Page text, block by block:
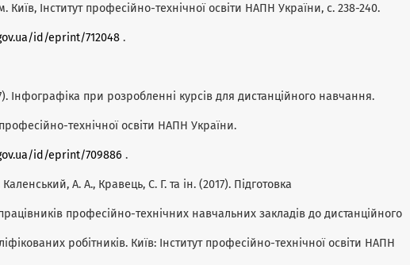
Київ, Інститут професійно-технічної освіти НАПН України, с. 238-240.
id/eprint/712048 .
Інфографіка при розробленні курсів для дистанційного навчання.
професійно-технічної освіти НАПН України.
id/eprint/709886 .
А. А., Кравець, С. Г. та ін. (2017). Підготовка
професійно-технічних навчальних закладів до дистанційного
робітників. Київ: Інститут професійно-технічної освіти НАПН